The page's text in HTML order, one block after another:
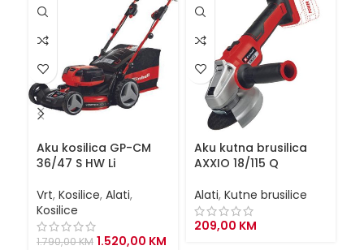
Aku kosilica GP-CM
36/47 S HW Li
Vrt, Kosilice, Alati,
Kosilice
1.790,00KM Original
1.520,00 KM
Aku kutna brusilica
AXXIO 18/115 Q
Alati, Kutne brusilice
209,00 KM